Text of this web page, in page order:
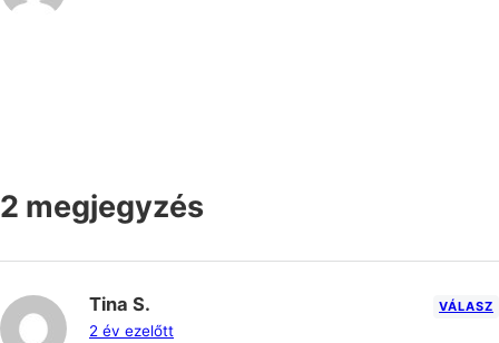
2 megjegyzés
Tina S.
2 év ezelőtt
VÁLASZ